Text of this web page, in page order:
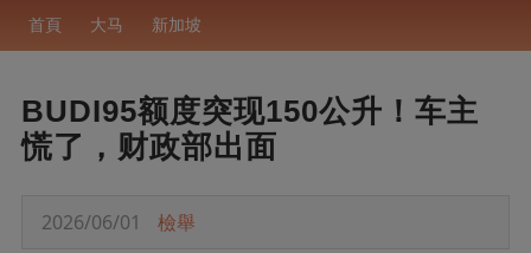
首頁 大马 新加坡
BUDI95额度突现150公升！车主
慌了，财政部出面
2026/06/01 檢舉